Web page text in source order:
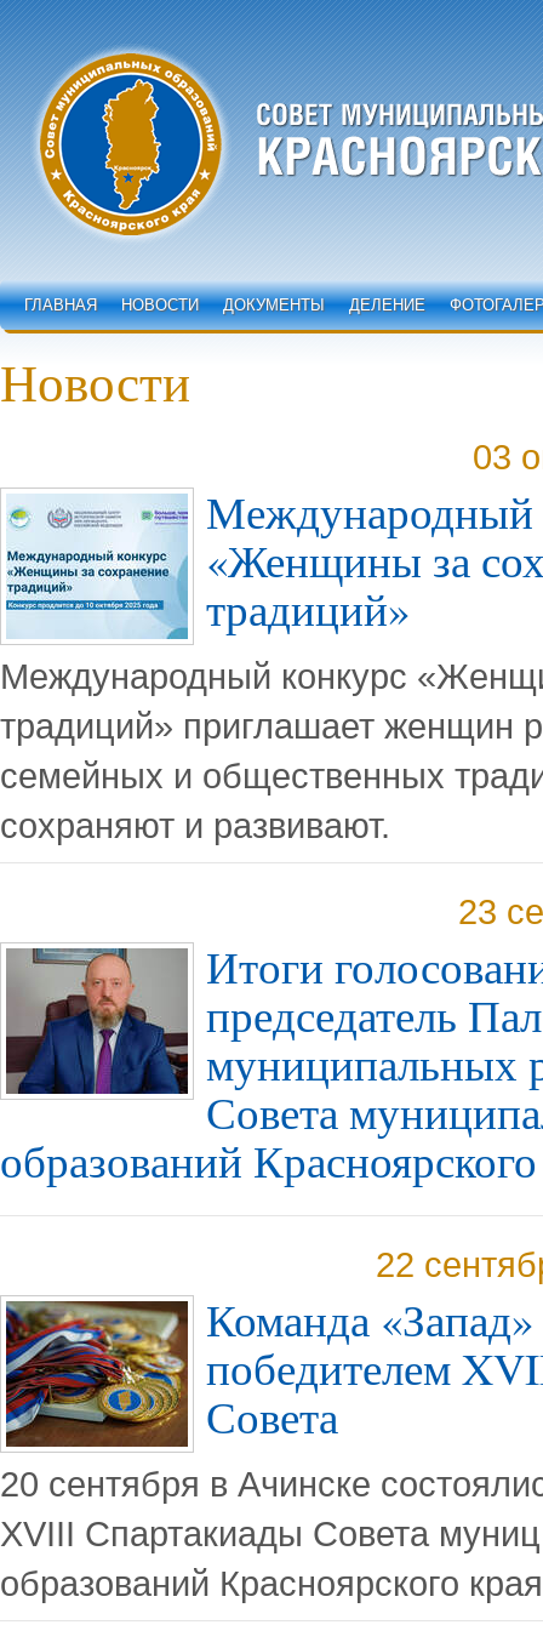
ГЛАВНАЯ НОВОСТИ ДОКУМЕНТЫ ДЕЛЕНИЕ
Новости
03
Международный
«Женщины за
традиций»
Международный конкурс
традиций» приглашает женщин
семейных и общественных
сохраняют и развивают.
23
Итоги
председатель
муниципальных
Совета
образований
22
Команда «Запад»
победителем
Совета
20 сентября в Ачинске
XVIII Спартакиады Совета
образований Красноярского